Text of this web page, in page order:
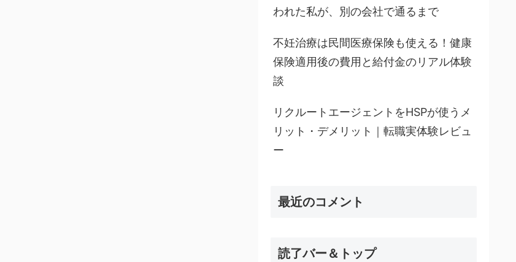
われた私が、別の会社で通るまで
不妊治療は民間医療保険も使える！健康
保険適用後の費用と給付金のリアル体験
談
リクルートエージェントをHSPが使うメ
リット・デメリット｜転職実体験レビュ
ー
最近のコメント
読了バー＆トップ